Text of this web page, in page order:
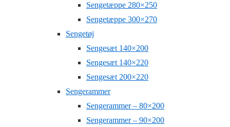
Sengetæppe 280×250
Sengetæppe 300×270
Sengetøj
Sengesæt 140×200
Sengesæt 140×220
Sengesæt 200×220
Sengerammer
Sengerammer – 80×200
Sengerammer – 90×200